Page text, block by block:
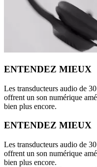
ENTENDEZ MIEUX
Les transducteurs audio de
offrent un son numérique
bien plus encore.
ENTENDEZ MIEUX
Les transducteurs audio de
offrent un son numérique
bien plus encore.